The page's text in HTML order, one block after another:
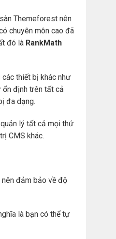
Themeforest nên
chuyên môn cao đã
đó là RankMath
thiết bị khác như
định trên tất cả
đa dạng.
lý tất cả mọi thứ
CMS khác.
đảm bảo về độ
là bạn có thể tự